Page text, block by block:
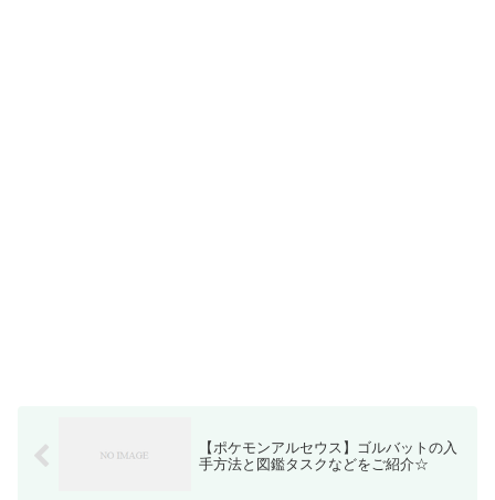
【ポケモンアルセウス】ゴルバットの入
手方法と図鑑タスクなどをご紹介☆